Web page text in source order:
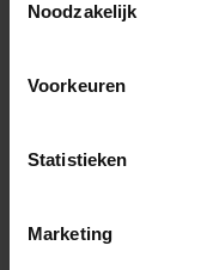
Noodzakelijk
Voorkeuren
Statistieken
Marketing